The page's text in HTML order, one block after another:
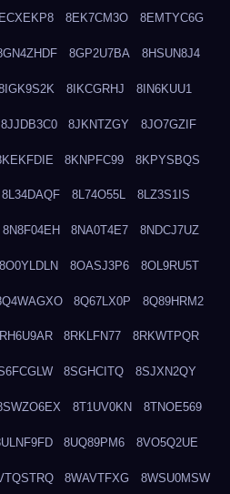
8EK7CM3O 8EMTYC6G
8GP2U7BA 8HSUN8J4
8IKCGRHJ 8IN6KUU1
8JJDB3C0 8JKNTZGY 8JO7GZIF
8KNPFC99 8KPYSBQS
8L34DAQF 8L74O55L 8LZ3S1IS
8N8F04EH 8NA0T4E7 8NDCJ7UZ
8O0YLDLN 8OASJ3P6 8OL9RU5T
8Q67LX0P 8Q89HRM2
8RKLFN77 8RKWTPQR
8SGHCITQ 8SJXN2QY
8T1UV0KN 8TNOE569
8UQ89PM6 8VO5Q2UE
8WAVTFXG 8WSU0MSW